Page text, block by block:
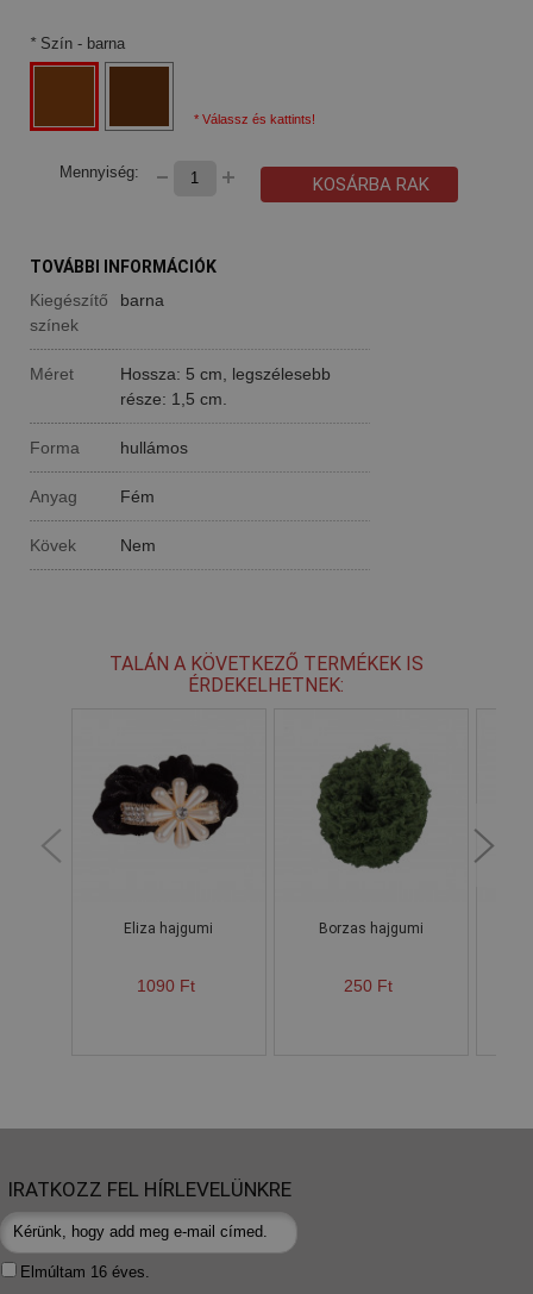
* Szín - barna
* Válassz és kattints!
Mennyiség:
KOSÁRBA RAK
TOVÁBBI INFORMÁCIÓK
Kiegészítő
színek
barna
Méret
Hossza: 5 cm, legszélesebb
része: 1,5 cm.
Forma hullámos
Anyag Fém
Kövek Nem
TALÁN A KÖVETKEZŐ TERMÉKEK IS
ÉRDEKELHETNEK:
Eliza hajgumi
1090 Ft
Borzas hajgumi
250 Ft
IRATKOZZ FEL HÍRLEVELÜNKRE
Elmúltam 16 éves.